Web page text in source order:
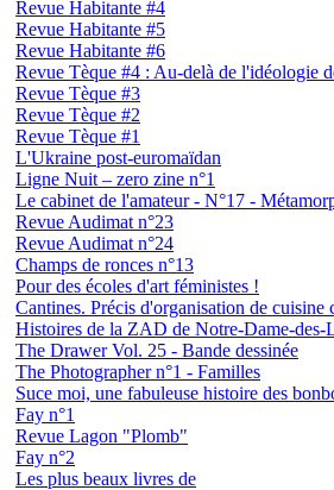
Revue Habitante #4
Revue Habitante #5
Revue Habitante #6
Revue Tèque #4 : Au-delà de l'idéologie
Revue Tèque #3
Revue Tèque #2
Revue Tèque #1
L'Ukraine post-euromaïdan
Ligne Nuit – zero zine n°1
Le cabinet de l'amateur - N°17 -
Revue Audimat n°23
Revue Audimat n°24
Champs de ronces n°13
Pour des écoles d'art féministes !
Cantines. Précis d'organisation de cuisine
Histoires de la ZAD de Notre-Dame-des-
The Drawer Vol. 25 - Bande dessinée
The Photographer n°1 - Familles
Suce moi, une fabuleuse histoire des
Fay n°1
Revue Lagon "Plomb"
Fay n°2
Les plus beaux livres de